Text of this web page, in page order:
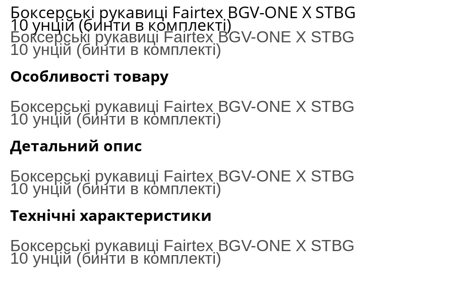
Боксерські рукавиці Fairtex BGV-ONE X STBG
10 унцій (бинти в комплекті)
Боксерські рукавиці Fairtex BGV-ONE X STBG
10 унцій (бинти в комплекті)
Особливості товару
Боксерські рукавиці Fairtex BGV-ONE X STBG
10 унцій (бинти в комплекті)
Детальний опис
Боксерські рукавиці Fairtex BGV-ONE X STBG
10 унцій (бинти в комплекті)
Технічні характеристики
Боксерські рукавиці Fairtex BGV-ONE X STBG
10 унцій (бинти в комплекті)